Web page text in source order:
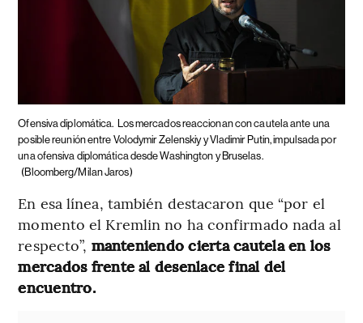
Ofensiva diplomática. Los mercados reaccionan con cautela ante una
posible reunión entre Volodymir Zelenskiy y Vladimir Putin, impulsada por
una ofensiva diplomática desde Washington y Bruselas.
(Bloomberg/Milan Jaros)
En esa línea, también destacaron que “por el
momento el Kremlin no ha confirmado nada al
respecto”, manteniendo cierta cautela en los
mercados frente al desenlace final del
encuentro.